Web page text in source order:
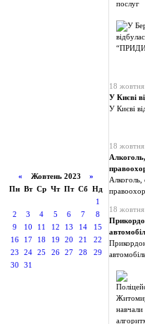
« Жовтень 2023 »
Пн Вт Ср Чт Пт Сб Нд
1
2
3 4 5 6 7
8
9
10 11 12 13 14
15
16
17 18 19 20 21
22
23
24 25 26 27 28
29
30
31
18 жовтня
У Києві
У Києві
18 жовтня
Алкоголь,
18 жовтня